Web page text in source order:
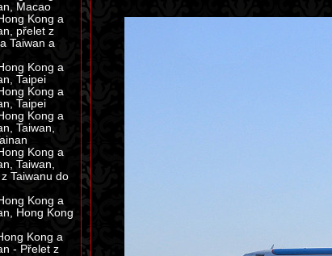
Macao
Kong a
přelet z
Taiwan a
Kong a
Taipei
Kong a
Taipei
Kong a
Taiwan,
Kong a
Taiwan,
Taiwanu do
Kong a
Hong Kong
Kong a
- Přelet z